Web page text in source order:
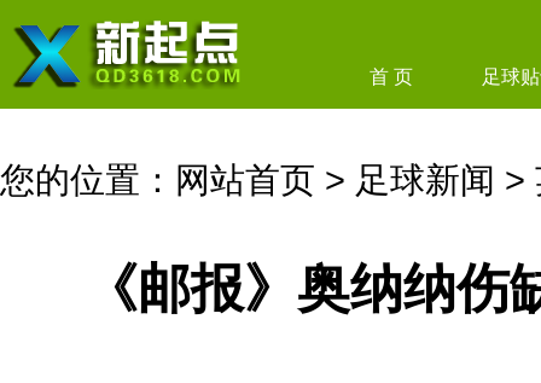
首 页 足球
您的位置： 网站首页 > 足球新闻 >
《邮报》奥纳纳